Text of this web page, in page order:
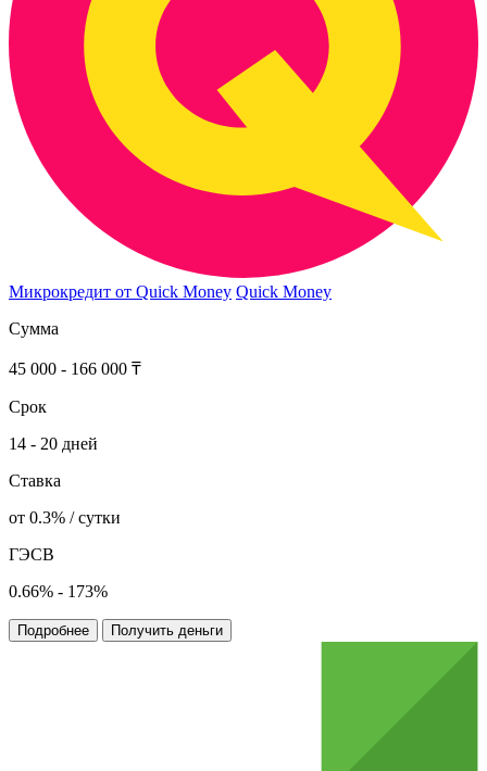
Микрокредит от Quick Money Quick Money
Сумма
45 000 - 166 000 ₸
Срок
14 - 20 дней
Ставка
от 0.3% / сутки
ГЭСВ
0.66% - 173%
Подробнее Получить деньги